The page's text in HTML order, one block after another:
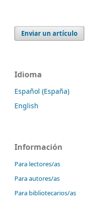
Enviar un artículo
Idioma
Español (España)
English
Información
Para lectores/as
Para autores/as
Para bibliotecarios/as